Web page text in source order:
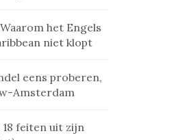
het Engels
niet klopt
eens proberen,
Amsterdam
feiten uit zijn